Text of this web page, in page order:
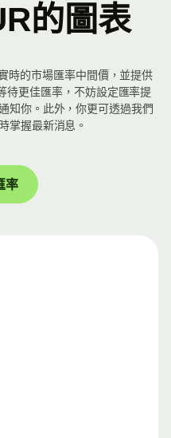
的圖表
時的市場匯率中間價，並提供
待更佳匯率，不妨設定匯率提
知你。此外，你更可透過我們
掌握最新消息。
率